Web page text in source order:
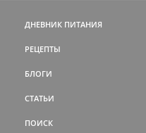
ДНЕВНИК ПИТАНИЯ
РЕЦЕПТЫ
БЛОГИ
СТАТЬИ
ПОИСК